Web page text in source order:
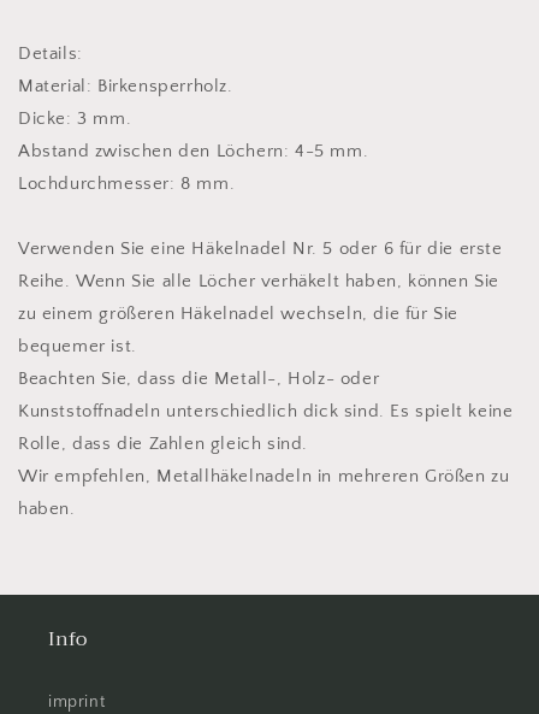
Details:
Material: Birkensperrholz.
Dicke: 3 mm.
Abstand zwischen den Löchern: 4-5 mm.
Lochdurchmesser: 8 mm.
Verwenden Sie eine Häkelnadel Nr. 5 oder 6 für die erste
Reihe. Wenn Sie alle Löcher verhäkelt haben, können Sie
zu einem größeren Häkelnadel wechseln, die für Sie
bequemer ist.
Beachten Sie, dass die Metall-, Holz- oder
Kunststoffnadeln unterschiedlich dick sind. Es spielt keine
Rolle, dass die Zahlen gleich sind.
Wir empfehlen, Metallhäkelnadeln in mehreren Größen zu
haben.
Info
imprint